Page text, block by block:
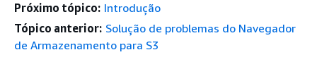
Próximo tópico: Introdução
Tópico anterior: Solução de problemas do Navegador
de Armazenamento para S3